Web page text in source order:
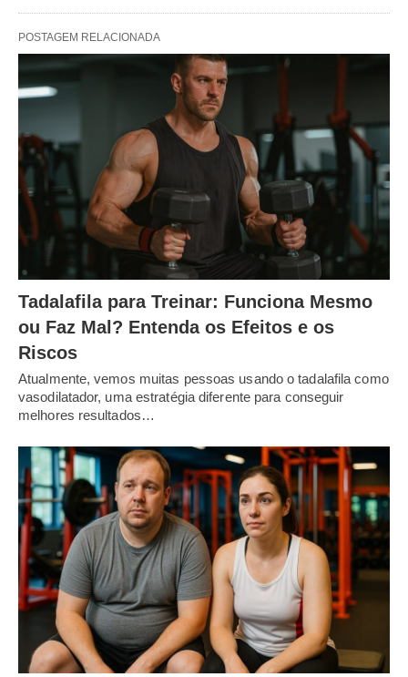
POSTAGEM RELACIONADA
Tadalafila para Treinar: Funciona Mesmo
ou Faz Mal? Entenda os Efeitos e os
Riscos
Atualmente, vemos muitas pessoas usando o tadalafila como
vasodilatador, uma estratégia diferente para conseguir
melhores resultados…